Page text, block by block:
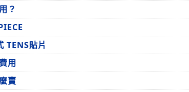
？
TENS貼片
用
賣